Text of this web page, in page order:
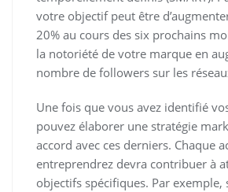
votre objectif peut être
20% au cours des six prochains
la notoriété de votre marque en
nombre de followers sur les
Une fois que vous avez identifié
pouvez élaborer une stratégie
accord avec ces derniers. Chaque
entreprendrez devra contribuer à
objectifs spécifiques. Par